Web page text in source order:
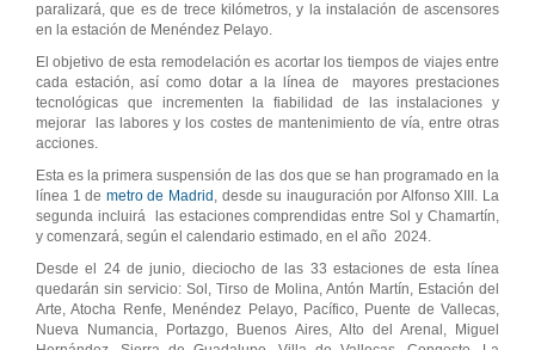
paralizará, que es de trece kilómetros, y la instalación de ascensores
en la estación de Menéndez Pelayo.
El objetivo de esta remodelación es acortar los tiempos de viajes entre
cada estación, así como dotar a la línea de mayores prestaciones
tecnológicas que incrementen la fiabilidad de las instalaciones y
mejorar las labores y los costes de mantenimiento de vía, entre otras
acciones.
Esta es la primera suspensión de las dos que se han programado en la
línea 1 de metro de Madrid , desde su inauguración por Alfonso XIII. La
segunda incluirá las estaciones comprendidas entre Sol y Chamartín,
y comenzará, según el calendario estimado, en el año 2024.
Desde el 24 de junio, dieciocho de las 33 estaciones de esta línea
quedarán sin servicio: Sol, Tirso de Molina, Antón Martín, Estación del
Arte, Atocha Renfe, Menéndez Pelayo, Pacífico, Puente de Vallecas,
Nueva Numancia, Portazgo, Buenos Aires, Alto del Arenal, Miguel